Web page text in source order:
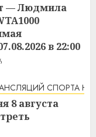
— Людмила
в 22:00
СПОРТА НА
8 августа